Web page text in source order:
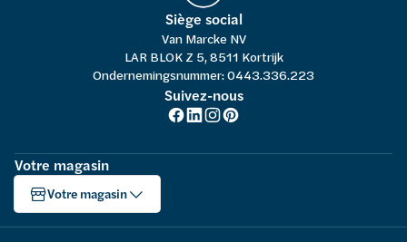
Siège social
Van Marcke NV
LAR BLOK Z 5, 8511 Kortrijk
Ondernemingsnummer: 0443.336.223
Suivez-nous
Votre magasin
Votre magasin